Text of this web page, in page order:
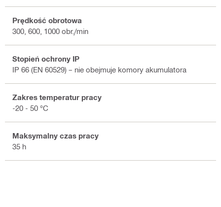
Prędkość obrotowa
300, 600, 1000 obr./min
Stopień ochrony IP
IP 66 (EN 60529) – nie obejmuje komory akumulatora
Zakres temperatur pracy
-20 - 50 °C
Maksymalny czas pracy
35 h